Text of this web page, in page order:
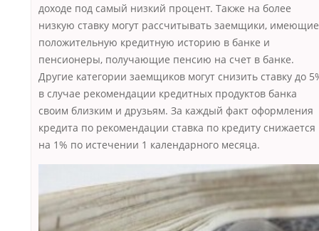
доходе под самый низкий процент. Также на более
низкую ставку могут рассчитывать заемщики, имеющие
положительную кредитную историю в банке и
пенсионеры, получающие пенсию на счет в банке.
Другие категории заемщиков могут снизить ставку до
в случае рекомендации кредитных продуктов банка
своим близким и друзьям. За каждый факт оформления
кредита по рекомендации ставка по кредиту снижается
на 1% по истечении 1 календарного месяца.